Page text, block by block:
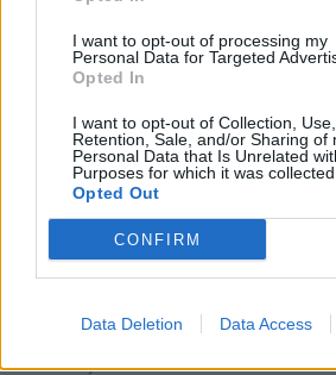
I want to opt-out of processing my
Personal Data for Targeted
Opted In
I want to opt-out of Collection, Use,
Retention, Sale, and/or Sharing of
Personal Data that Is Unrelated
Purposes for which it was collected.
Opted Out
CONFIRM
Data Deletion Data Access
Vaše meno*
Váš email*